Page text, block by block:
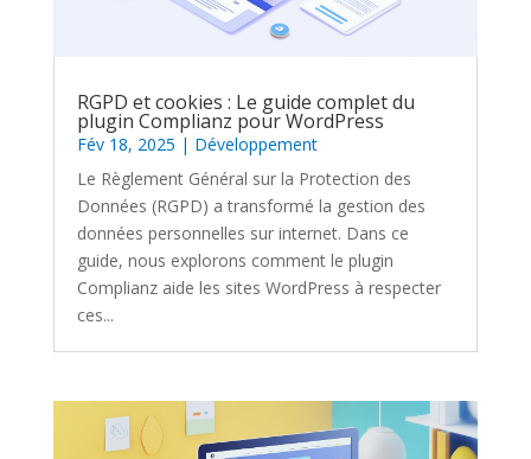
RGPD et cookies : Le guide complet du
plugin Complianz pour WordPress
Fév 18, 2025 | Développement
Le Règlement Général sur la Protection des
Données (RGPD) a transformé la gestion des
données personnelles sur internet. Dans ce
guide, nous explorons comment le plugin
Complianz aide les sites WordPress à respecter
ces...